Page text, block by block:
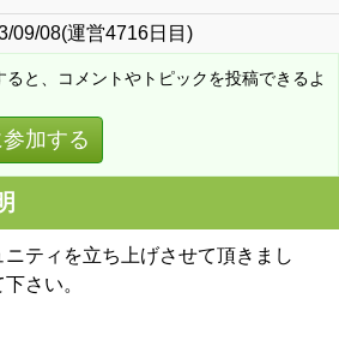
09/08(運営4716日目)
ると、コメントやトピックを投稿できるよ
加する
ティを立ち上げさせて頂きまし
さい。